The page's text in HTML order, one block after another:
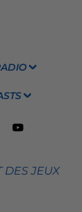
DES JEUX